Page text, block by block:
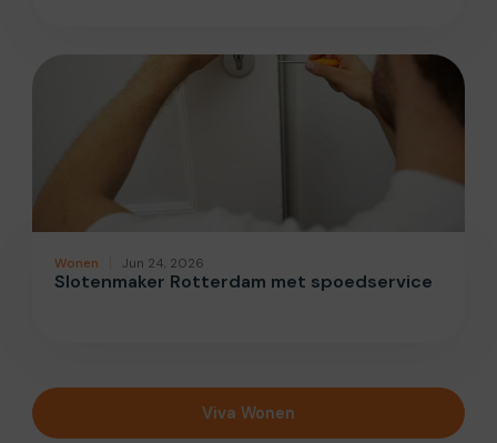
Wonen Jun 24, 2026
Slotenmaker Rotterdam met spoedservice
Viva Wonen